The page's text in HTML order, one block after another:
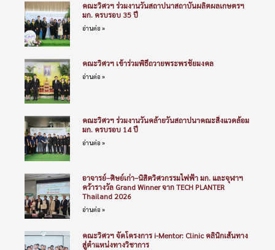
คณะวิศวฯ ร่วมงานวันสถาปนาสถาบันผลิตผลเกษตรฯ
มก. ครบรอบ 35 ปี
อ่านต่อ »
คณะวิศวฯ เข้าร่วมพิธีถวายพระพรชัยมงคล
อ่านต่อ »
คณะวิศวฯ ร่วมงานวันคล้ายวันสถาปนาคณะสิ่งแวดล้อม
มก. ครบรอบ 14 ปี
อ่านต่อ »
อาจารย์–ศิษย์เก่า–นิสิตวิศวกรรมไฟฟ้า มก. และจุฬาฯ
คว้ารางวัล Grand Winner จาก TECH PLANTER
Thailand 2026
อ่านต่อ »
คณะวิศวฯ จัดโครงการ i-Mentor: Clinic คลินิกเส้นทาง
สู่ตำแหน่งทางวิชาการ